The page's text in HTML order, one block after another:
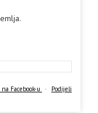
Facebook-u · Podijeli